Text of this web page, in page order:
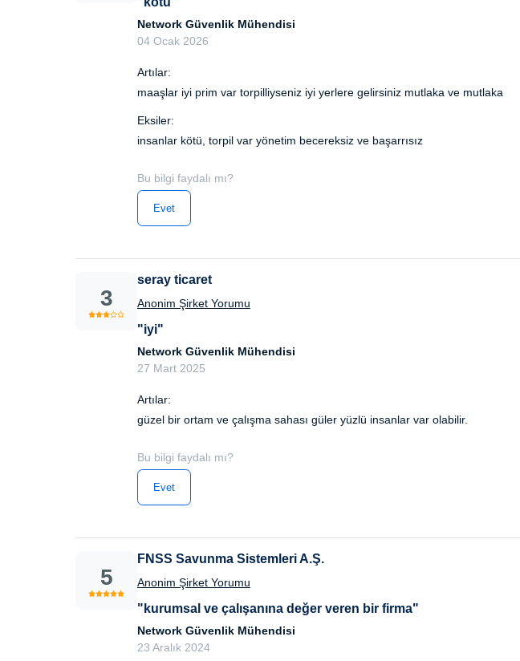
Network Güvenlik Mühendisi
04 Ocak 2026
Artılar:
maaşlar iyi prim var torpilliyseniz iyi yerlere gelirsiniz mutlaka ve mutlaka
Eksiler:
insanlar kötü, torpil var yönetim becereksiz ve başarrısız
Bu bilgi faydalı mı?
Evet
3
seray ticaret
Anonim Şirket Yorumu
"iyi"
Network Güvenlik Mühendisi
27 Mart 2025
Artılar:
güzel bir ortam ve çalışma sahası güler yüzlü insanlar var olabilir.
Bu bilgi faydalı mı?
Evet
5
FNSS Savunma Sistemleri A.Ş.
Anonim Şirket Yorumu
"kurumsal ve çalışanına değer veren bir firma"
Network Güvenlik Mühendisi
23 Aralık 2024